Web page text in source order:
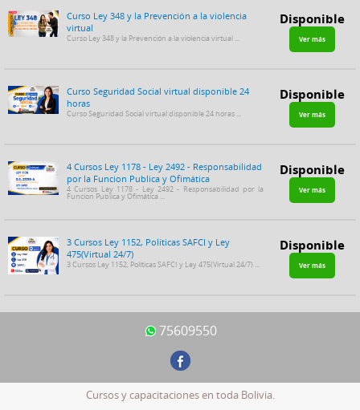
Curso Ley 348 y la Prevención a la violencia
virtual
Curso Ley 348 y la Prevención a la violencia virtual ...
Disponible
Ver más
Curso Seguridad Social virtual disponible 24
horas
Curso Seguridad Social virtual disponible 24 horas ...
Disponible
Ver más
4 Cursos Ley 1178 - Ley 2492 - Responsabilidad
por la Funcion Publica y Ofimática
4 Cursos Ley 1178 - Ley 2492 - Responsabilidad por la
Funcion Publica y Ofimática ...
Disponible
Ver más
3 Cursos Ley 1152, Políticas SAFCI y Ley
475(Virtual 24/7)
3 Cursos Ley 1152, Políticas SAFCI y Ley 475(Virtual 24/7) ...
Disponible
Ver más
75609550
Cursos y capacitaciones en toda Bolivia.